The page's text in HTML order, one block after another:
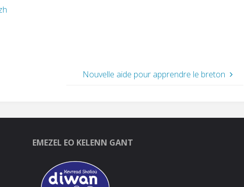
Nouvelle aide pour apprendre le breton
EMEZEL EO KELENN GANT